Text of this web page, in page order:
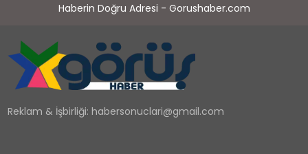
SPOR
TEKNOLOJI
YAŞAM
Haberin Doğru Adresi - Gorushaber.com
Reklam & İşbirliği:habersonuclari@gmail.com